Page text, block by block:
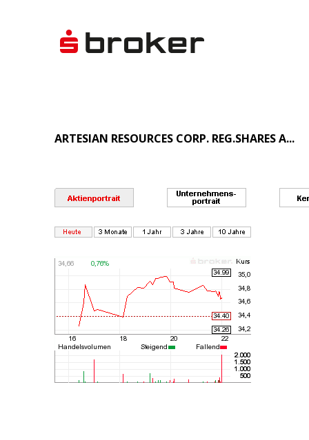
ARTESIAN RESOURCES CORP. REG.SHARES A...